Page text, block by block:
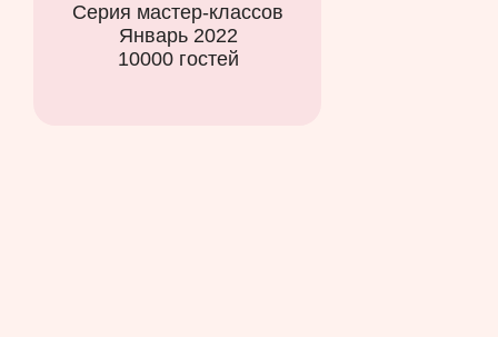
Серия мастер-классов
Январь 2022
10000 гостей